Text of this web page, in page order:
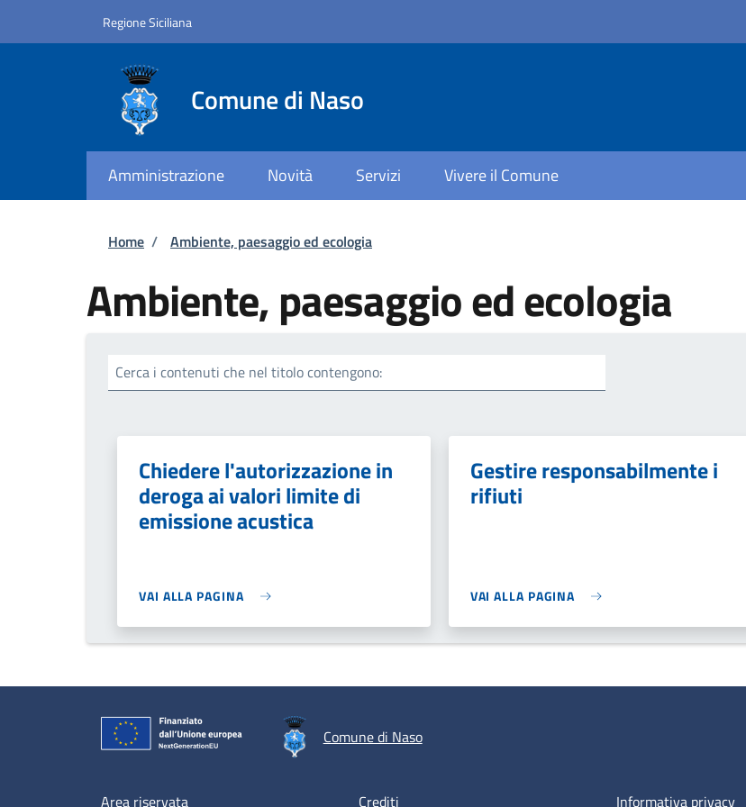
Regione Siciliana
Comune di Naso
Amministrazione Novità Servizi Vivere il Comune
Briciole di pane
Home / Ambiente, paesaggio ed ecologia
Ambiente, paesaggio ed ecologia
Cerca i contenuti che nel titolo contengono:
Chiedere l'autorizzazione in
deroga ai valori limite di
emissione acustica
VAI ALLA PAGINA
Gestire responsabilmente i
rifiuti
VAI ALLA PAGINA
Comune di Naso
Area riservata Crediti Informativa privacy